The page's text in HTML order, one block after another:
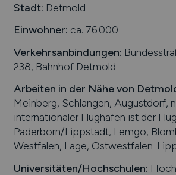
Stadt: Detmold
Einwohner: ca. 76.000
Verkehrsanbindungen:
238, Bahnhof Detmold
Arbeiten in der Nähe von
Meinberg, Schlangen, Augustdorf,
internationaler Flughafen ist der
Paderborn/Lippstadt, Lemgo,
Westfalen, Lage, Ostwestfalen-
Universitäten/Hochschulen: